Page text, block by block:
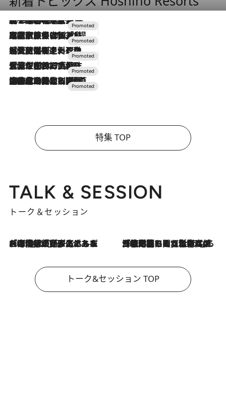
2026.8.7
【トンボの足水浴】ヒノキの香りに包まれて涼感マックス！約13℃の湧水かけ流しを避暑地「星野温泉 トンボの湯」で体験
2026.7.31
【ホテル帰省】という選択肢をOMOが提案。家族とほどよい距離を保つには「昼は実家、夜は気兼ねなくホテルで！」
2026.7.24
【夏限定ディナーコース】旬を迎える稚鮎や花ズッキーニなどをイタリア・トスカーナの郷土料理の手法で満喫！
2026.7.17
「土佐和ハーブかき氷」がOMO7高知に登場！生姜、山椒、大葉など目にも舌にも涼を呼ぶ郷土の味
2026.7.10
NEW OPEN！【界 草津】名湯の地に誕生。趣の異なる2種の温泉と上州ならではの会席・蕎麦割烹など美食を味わう究極の癒やし旅
特集 TOP
TALK & SESSION
トーク＆セッション
2026.8.3
「今後値上げがあるとすれば…」「リスクがあるのは今年の冬」エネルギー専門家が語る、ホルムズ海峡封鎖が家庭にもたらす“ある心配” 2026.8.3
「住宅建てられない…」「サーチャージ料の高値が続いている」ホルムズ海峡封鎖による影響はいつまで続く？《エネルギー専門家に聞く“どうなる日本の暮らし”》
トーク&セッション TOP